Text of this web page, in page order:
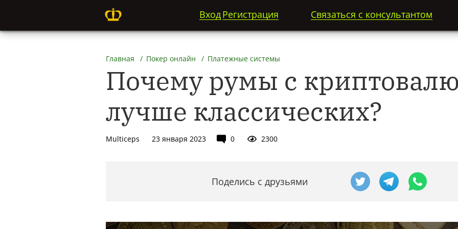
ВходРегистрация Связаться с консультантом
Главная Покер онлайн Платежные системы
Почему румы с
лучше классических?
Multiceps 23 января 2023 0 2300
Поделись с друзьями